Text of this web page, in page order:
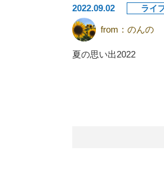
2022.09.02 ライ
from： のんの
夏の思い出2022